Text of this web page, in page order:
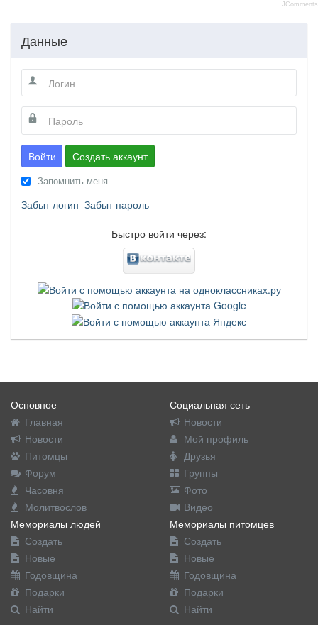
JComments
Данные
Войти Создать аккаунт
Запомнить меня
Забыт логин Забыт пароль
Быстро войти через:
Основное
Главная
Новости
Питомцы
Форум
Часовня
Молитвослов
Социальная сеть
Новости
Мой профиль
Друзья
Группы
Фото
Видео
Мемориалы людей
Создать
Новые
Годовщина
Подарки
Найти
Мемориалы питомцев
Создать
Новые
Годовщина
Подарки
Найти